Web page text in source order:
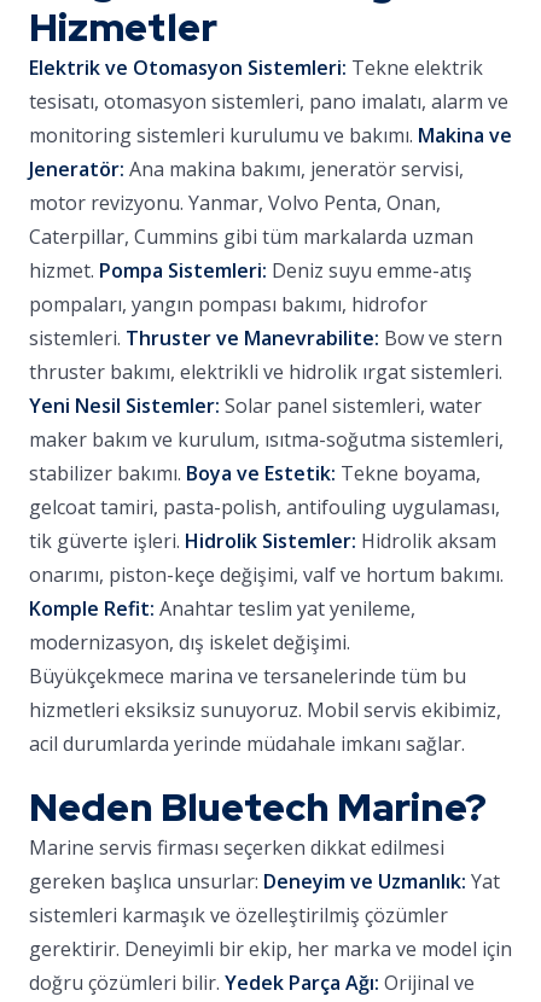
Hizmetler
Elektrik ve Otomasyon Sistemleri: Tekne elektrik
tesisatı, otomasyon sistemleri, pano imalatı, alarm ve
monitoring sistemleri kurulumu ve bakımı. Makina ve
Jeneratör: Ana makina bakımı, jeneratör servisi,
motor revizyonu. Yanmar, Volvo Penta, Onan,
Caterpillar, Cummins gibi tüm markalarda uzman
hizmet. Pompa Sistemleri: Deniz suyu emme-atış
pompaları, yangın pompası bakımı, hidrofor
sistemleri. Thruster ve Manevrabilite: Bow ve stern
thruster bakımı, elektrikli ve hidrolik ırgat sistemleri.
Yeni Nesil Sistemler: Solar panel sistemleri, water
maker bakım ve kurulum, ısıtma-soğutma sistemleri,
stabilizer bakımı. Boya ve Estetik: Tekne boyama,
gelcoat tamiri, pasta-polish, antifouling uygulaması,
tik güverte işleri. Hidrolik Sistemler: Hidrolik aksam
onarımı, piston-keçe değişimi, valf ve hortum bakımı.
Komple Refit: Anahtar teslim yat yenileme,
modernizasyon, dış iskelet değişimi.
Büyükçekmece marina ve tersanelerinde tüm bu
hizmetleri eksiksiz sunuyoruz. Mobil servis ekibimiz,
acil durumlarda yerinde müdahale imkanı sağlar.
Neden Bluetech Marine?
Marine servis firması seçerken dikkat edilmesi
gereken başlıca unsurlar: Deneyim ve Uzmanlık: Yat
sistemleri karmaşık ve özelleştirilmiş çözümler
gerektirir. Deneyimli bir ekip, her marka ve model için
doğru çözümleri bilir. Yedek Parça Ağı: Orijinal ve